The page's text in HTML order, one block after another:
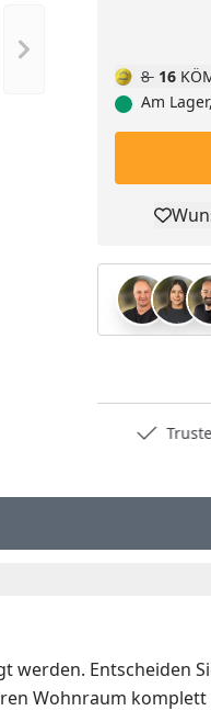
Nächstes Bild anzeigen
8 16
Am
werden. Entscheiden
Wohnraum